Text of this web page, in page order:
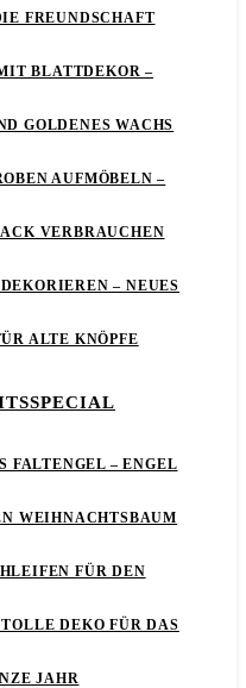
FREUNDSCHAFT
BLATTDEKOR –
GOLDENES WACHS
AUFMÖBELN –
VERBRAUCHEN
– NEUES
ALTE KNÖPFE
FALTENGEL – ENGEL F
WEIHNACHTSBAUM
FÜR DEN
DEKO FÜR DAS
JAHR